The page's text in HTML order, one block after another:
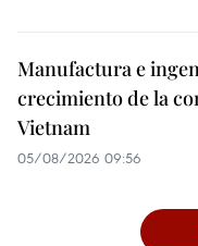
Manufactura e
crecimiento de la
Vietnam
05/08/2026 09:56